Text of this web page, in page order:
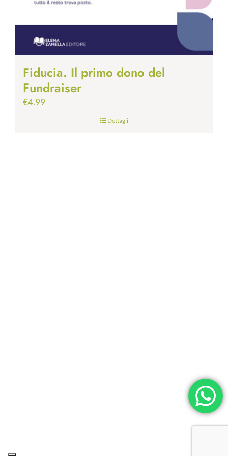
Fiducia. Il primo dono del
Fundraiser
€4.99
Dettagli